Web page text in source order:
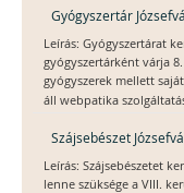
Gyógyszertár
Leírás: Gyógyszertárat
gyógyszertárként várja
gyógyszerek mellett
áll webpatika
Szájsebészet
Leírás: Szájsebészetet
lenne szüksége a VIII.